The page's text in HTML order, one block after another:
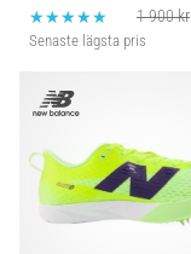
1 900 kr
Senaste lägsta pris